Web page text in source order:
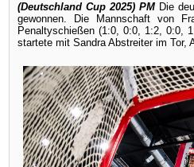
(Deutschland Cup 2025) PM Die
gewonnen. Die Mannschaft von
Penaltyschießen (1:0, 0:0, 1:2, 0:0,
startete mit Sandra Abstreiter im Tor,